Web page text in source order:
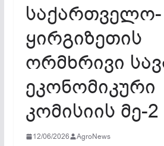
საქართველო-
ყირგიზეთის
ორმხრივი
ეკონომიკური
კომისიის მე-
12/06/2026 AgroNews